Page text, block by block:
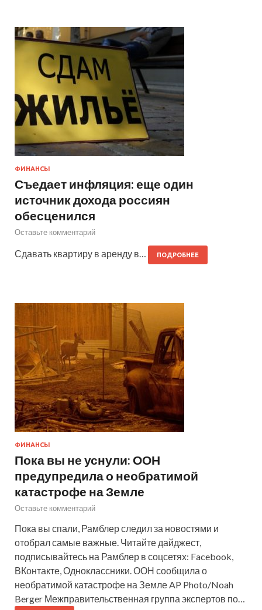
ФИНАНСЫ
Съедает инфляция: еще один
источник дохода россиян
обесценился
Оставьте комментарий
Сдавать квартиру в аренду в… ПОДРОБНЕЕ
ФИНАНСЫ
Пока вы не уснули: ООН
предупредила о необратимой
катастрофе на Земле
Оставьте комментарий
Пока вы спали, Рамблер следил за новостями и
отобрал самые важные. Читайте дайджест,
подписывайтесь на Рамблер в соцсетях: Facebook,
ВКонтакте, Одноклассники. ООН сообщила о
необратимой катастрофе на Земле AP Photo/Noah
Berger Межправительственная группа экспертов по…